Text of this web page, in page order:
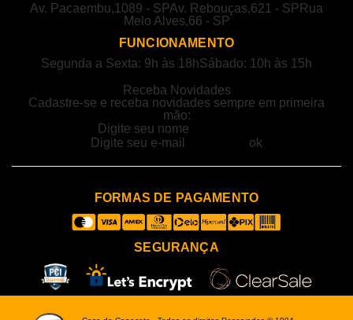
Av. Pacaembu,1089 - SPAv. Rebouças,621 - SP Rua
Melo Alves,66 - SP
FUNCIONAMENTO
Segunda a Sexta: 9h às 18hSábado: 10h às 15h
Receba Novidades
Cadastre-se e receba novidades sempre em primeira
mão:
FORMAS DE PAGAMENTO
SEGURANÇA